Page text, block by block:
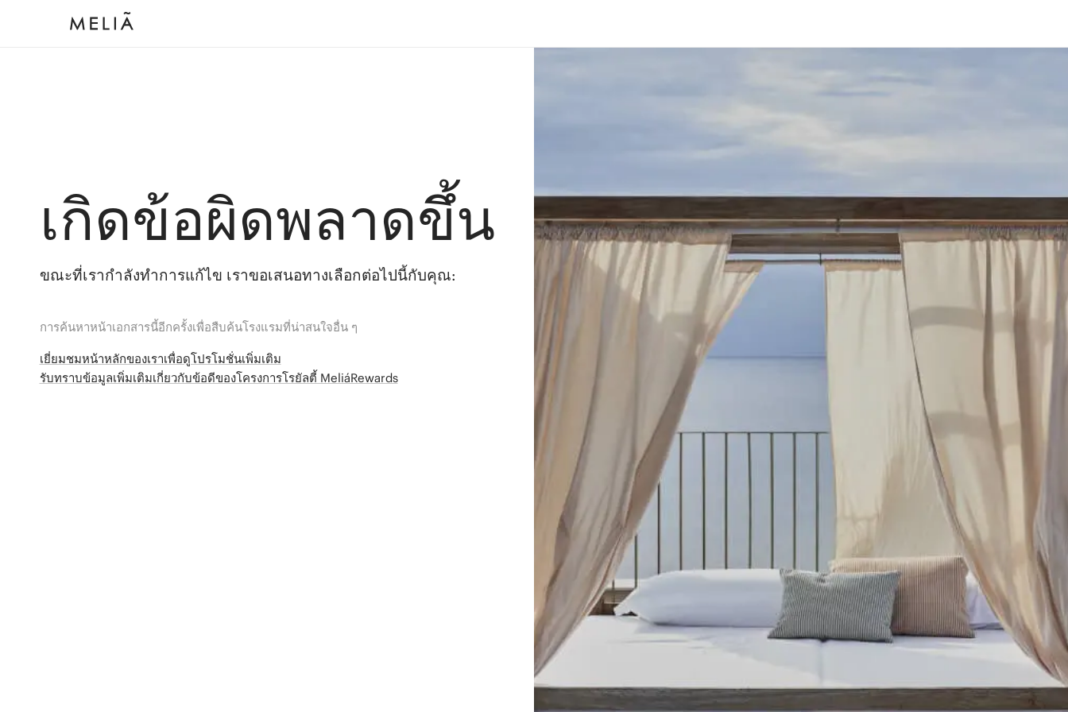
เกิดข้อผิดพลาดขึ้น
ขณะที่เรากำลังทำการแก้ไข เราขอเสนอทางเลือกต่อไปนี้กับคุณ:
การค้นหาหน้าเอกสารนี้อีกครั้งเพื่อสืบค้นโรงแรมที่น่าสนใจอื่น ๆ
เยี่ยมชมหน้าหลักของเราเพื่อดูโปรโมชั่นเพิ่มเติม
รับทราบข้อมูลเพิ่มเติมเกี่ยวกับข้อดีของโครงการโรยัลตี้ MeliáRewards